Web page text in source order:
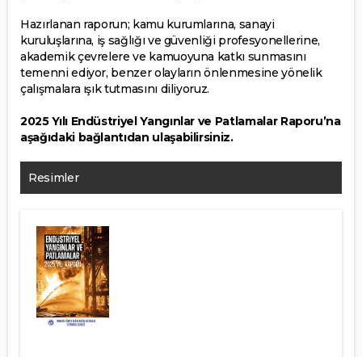
Hazırlanan raporun; kamu kurumlarına, sanayi
kuruluşlarına, iş sağlığı ve güvenliği profesyonellerine,
akademik çevrelere ve kamuoyuna katkı sunmasını
temenni ediyor, benzer olayların önlenmesine yönelik
çalışmalara ışık tutmasını diliyoruz.
2025 Yılı Endüstriyel Yangınlar ve Patlamalar Raporu’na
aşağıdaki bağlantıdan ulaşabilirsiniz.
Resimler